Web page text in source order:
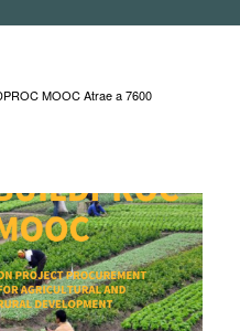
MOOC Atrae a 7600